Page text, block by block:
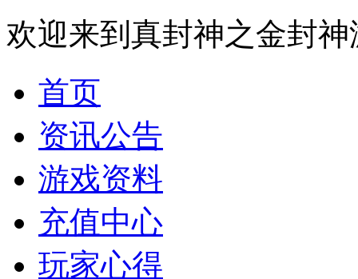
欢迎来到真封神之金封
首页
资讯公告
游戏资料
充值中心
玩家心得